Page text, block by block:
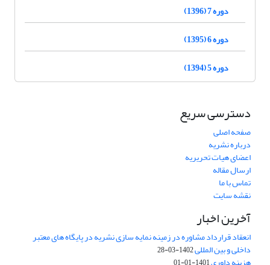
دوره 7 (1396)
دوره 6 (1395)
دوره 5 (1394)
دسترسی سریع
صفحه اصلی
درباره نشریه
اعضای هیات تحریریه
ارسال مقاله
تماس با ما
نقشه سایت
آخرین اخبار
انعقاد قرارداد مشاوره در زمینه نمایه سازی نشریه در پایگاه های معتبر
داخلی و بین المللی1402-03-28